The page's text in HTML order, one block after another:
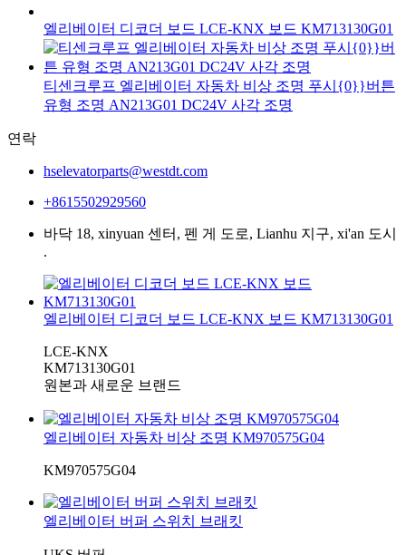
엘리베이터 디코더 보드 LCE-KNX 보드 KM713130G01
티센크루프 엘리베이터 자동차 비상 조명 푸시{0}}버튼
유형 조명 AN213G01 DC24V 사각 조명
연락
hselevatorparts@westdt.com
+8615502929560
바닥 18, xinyuan 센터, 펜 게 도로, Lianhu 지구, xi'an 도시
.
엘리베이터 디코더 보드 LCE-KNX 보드 KM713130G01
LCE-KNX
KM713130G01
원본과 새로운 브랜드
엘리베이터 자동차 비상 조명 KM970575G04
KM970575G04
엘리베이터 버퍼 스위치 브래킷